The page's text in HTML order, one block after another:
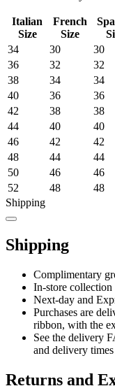
Italian
Size
French
Size
34
30 30
36
32 32
38
34 34
40
36 36
42
38 38
44
40 40
46
42 42
48
44 44
50
46 46
52
48 48
Shipping
Shipping
Complimentary
In-store
Next-day and
Purchases are
ribbon, with the
See the delivery
and delivery times
Returns and